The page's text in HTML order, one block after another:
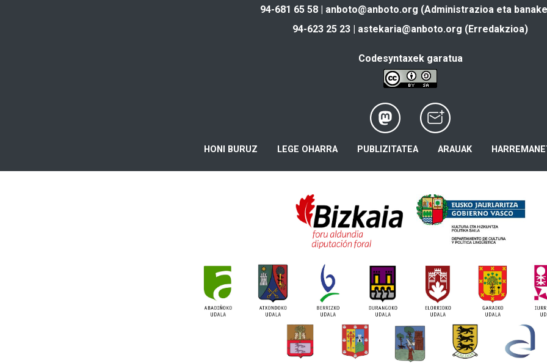
94-681 65 58 | anboto@anboto.org (Administrazioa eta
94-623 25 23 | astekaria@anboto.org (Erredakzioa)
Codesyntaxek garatua
HONI BURUZ LEGE OHARRA PUBLIZITATEA ARAUAK